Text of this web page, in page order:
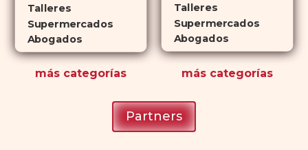
Talleres
Supermercados
Abogados
más categorías
Talleres
Supermercados
Abogados
máscategorías
Partners